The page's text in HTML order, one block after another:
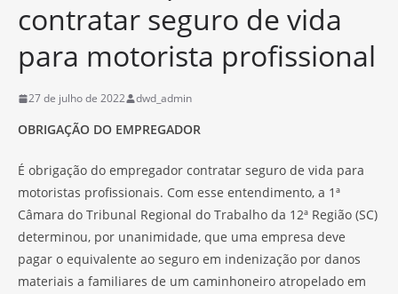
contratar seguro de vida
para motorista profissional
27 de julho de 2022 dwd_admin
OBRIGAÇÃO DO EMPREGADOR
É obrigação do empregador contratar seguro de vida para
motoristas profissionais. Com esse entendimento, a 1ª
Câmara do Tribunal Regional do Trabalho da 12ª Região (SC)
determinou, por unanimidade, que uma empresa deve
pagar o equivalente ao seguro em indenização por danos
materiais a familiares de um caminhoneiro atropelado em